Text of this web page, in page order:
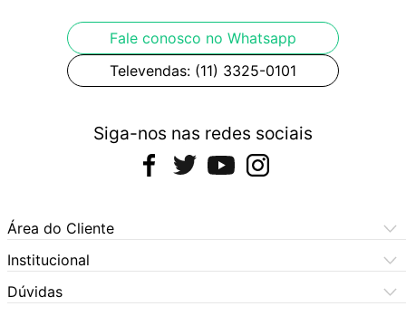
Fale conosco no Whatsapp
Televendas: (11) 3325-0101
Siga-nos nas redes sociais
Área do Cliente
Meus Pedidos
Meus Dados
Institucional
Central de Atendimento
Dúvidas Frequentes
Dúvidas